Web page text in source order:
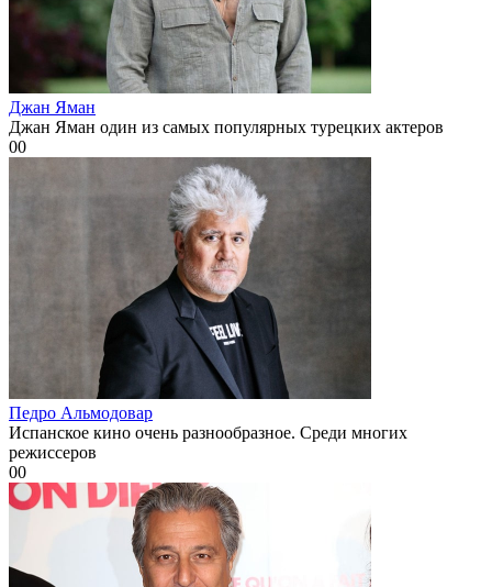
Джан Яман
Джан Яман один из самых популярных турецких актеров
00
Педро Альмодовар
Испанское кино очень разнообразное. Среди многих
режиссеров
00